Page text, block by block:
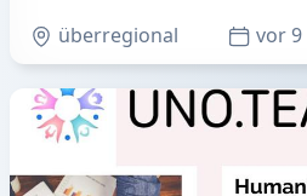
überregional
vor